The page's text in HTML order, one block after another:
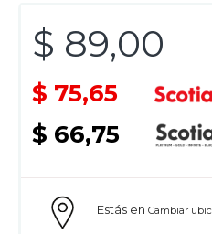
$ 89,00
$ 75,65
$ 66,75
Estás en Cambiar